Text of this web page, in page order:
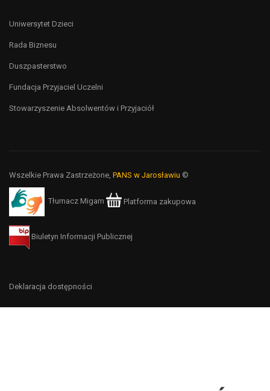
Uniwersytet Dzieci
Rada Biznesu
Duszpasterstwo
Fundacja Przyjaciel Uczelni
Stowarzyszenie Absolwentów i Przyjaciół
Wszelkie Prawa Zastrzeżone, PANS w Jarosławiu ©
Tłumacz Migam Platforma zakupowa
Biuletyn Informacji Publicznej
Deklaracja dostępności